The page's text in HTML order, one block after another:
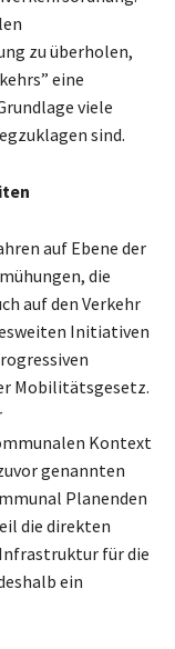
zu überholen,
eine
viele
sind.
auf Ebene der
die
auf den Verkehr
Initiativen
Mobilitätsgesetz.
Kontext
genannten
Planenden
die direkten
für die
ein